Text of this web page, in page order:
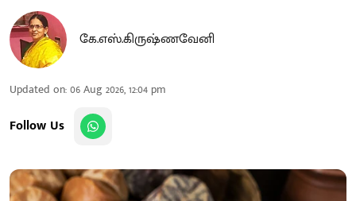
கே.எஸ்.கிருஷ்ணவேனி
Updated on:06 Aug 2026, 12:04 pm
Follow Us